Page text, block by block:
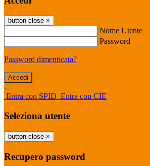
button close ×
Nome Utente
Password
Password dimenticata?
-
Entra con SPID Entra con CIE
Seleziona utente
button close ×
Recupero password